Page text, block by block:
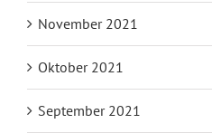
November 2021
Oktober 2021
September 2021